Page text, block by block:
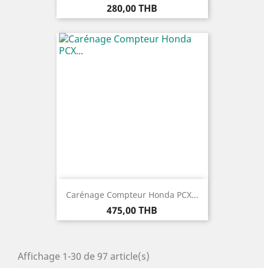
Prix
280,00 THB
Carénage Compteur Honda PCX...
Prix
475,00 THB
Affichage 1-30 de 97 article(s)